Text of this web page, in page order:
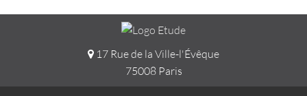
17 Rue de la Ville-l'Évêque
75008 Paris